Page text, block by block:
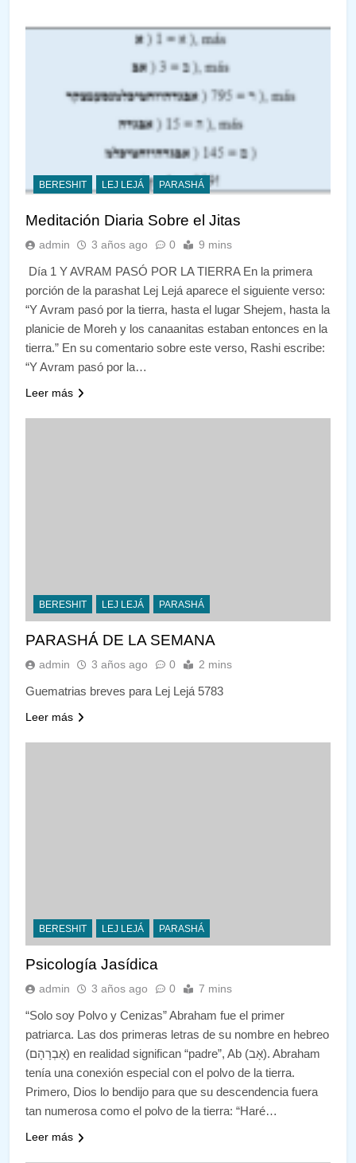
BERESHIT LEJ LEJÁ PARASHÁ
Meditación Diaria Sobre el Jitas
admin 3 años ago 0 9 mins
Día 1 Y AVRAM PASÓ POR LA TIERRA En la primera
porción de la parashat Lej Lejá aparece el siguiente verso:
“Y Avram pasó por la tierra, hasta el lugar Shejem, hasta la
planicie de Moreh y los canaanitas estaban entonces en la
tierra.” En su comentario sobre este verso, Rashi escribe:
“Y Avram pasó por la…
Leer más
BERESHIT LEJ LEJÁ PARASHÁ
PARASHÁ DE LA SEMANA
admin 3 años ago 0 2 mins
Guematrias breves para Lej Lejá 5783
Leer más
BERESHIT LEJ LEJÁ PARASHÁ
Psicología Jasídica
admin 3 años ago 0 7 mins
“Solo soy Polvo y Cenizas” Abraham fue el primer
patriarca. Las dos primeras letras de su nombre en hebreo
(אַבְרָהָם) en realidad significan “padre”, Ab (אָב). Abraham
tenía una conexión especial con el polvo de la tierra.
Primero, Dios lo bendijo para que su descendencia fuera
tan numerosa como el polvo de la tierra: “Haré…
Leer más